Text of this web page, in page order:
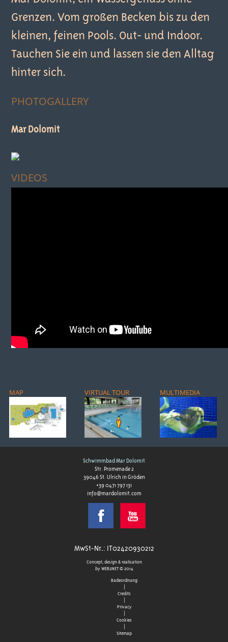
Grenzen. Vom großen Becken bis zu den
kleinen, feinen Pools. Out- und Indoor.
Tauchen Sie ein und lassen sie den Alltag
hinter sich.
PHOTOGALLERY
Mar Dolomit
VIDEOS
MAP VIRTUAL TOUR MULTIMEDIA
Schwimmbad Mar Dolomit
Str. Promenade 2
39046 St. Ulrich in Gröden
+39 0471 797 131
info@mardolomit.com
MwSt-Nr.: IT02420930212
Concept, design & realisation
by WEB2NET© 2014
Badeordnung
Credits
Privacy
Cookies
Sitemap